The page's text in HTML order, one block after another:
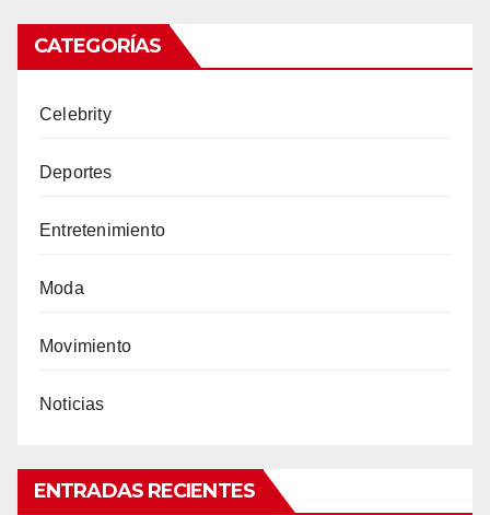
CATEGORÍAS
Celebrity
Deportes
Entretenimiento
Moda
Movimiento
Noticias
ENTRADAS RECIENTES